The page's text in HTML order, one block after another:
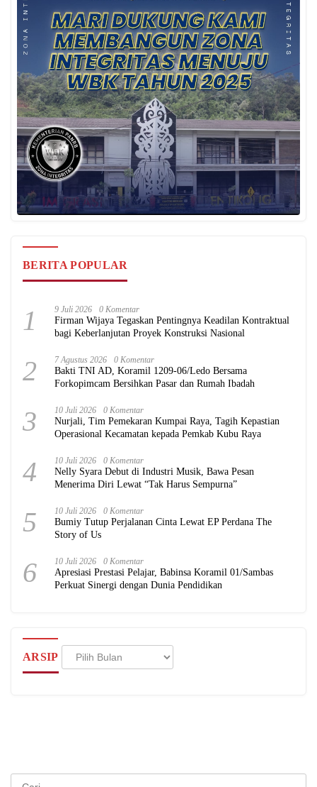
BERITA POPULAR
1 9 Juli 2026 0 Komentar
Firman Wijaya Tegaskan Pentingnya Keadilan Kontraktual
bagi Keberlanjutan Proyek Konstruksi Nasional
2 7 Agustus 2026 0 Komentar
Bakti TNI AD, Koramil 1209-06/Ledo Bersama
Forkopimcam Bersihkan Pasar dan Rumah Ibadah
3 10 Juli 2026 0 Komentar
Nurjali, Tim Pemekaran Kumpai Raya, Tagih Kepastian
Operasional Kecamatan kepada Pemkab Kubu Raya
4 10 Juli 2026 0 Komentar
Nelly Syara Debut di Industri Musik, Bawa Pesan
Menerima Diri Lewat “Tak Harus Sempurna”
5 10 Juli 2026 0 Komentar
Bumiy Tutup Perjalanan Cinta Lewat EP Perdana The
Story of Us
6 10 Juli 2026 0 Komentar
Apresiasi Prestasi Pelajar, Babinsa Koramil 01/Sambas
Perkuat Sinergi dengan Dunia Pendidikan
ARSIP
Arsip